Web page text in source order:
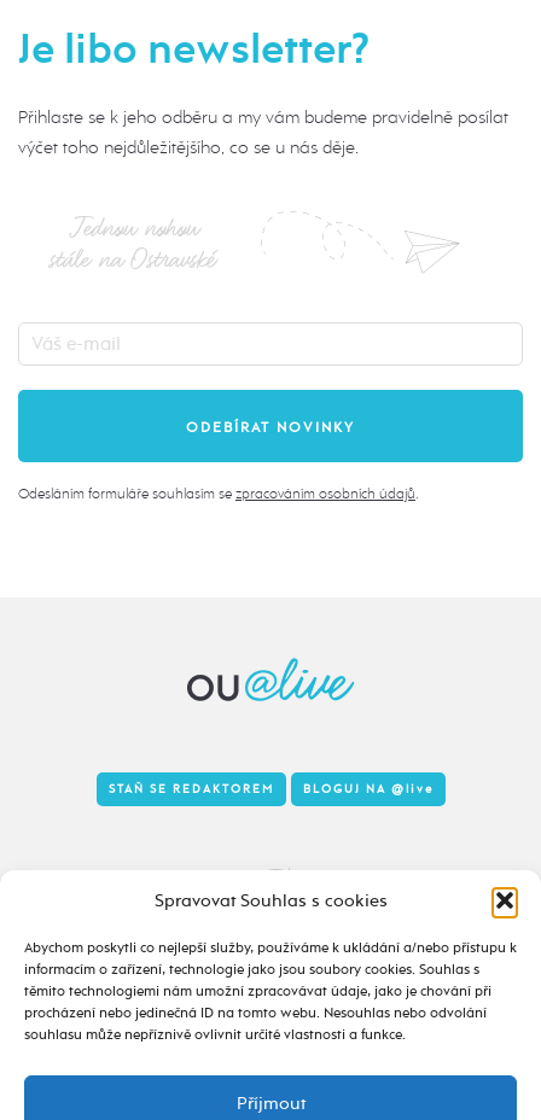
Spravovat Souhlas s cookies
Abychom poskytli co nejlepší služby, používáme k ukládání a/nebo přístupu k
informacím o zařízení, technologie jako jsou soubory cookies. Souhlas s
těmito technologiemi nám umožní zpracovávat údaje, jako je chování při
procházení nebo jedinečná ID na tomto webu. Nesouhlas nebo odvolání
souhlasu může nepříznivě ovlivnit určité vlastnosti a funkce.
Příjmout
Je libo newsletter?
Přihlaste se k jeho odběru a my vám budeme pravidelně posílat
výčet toho nejdůležitějšího, co se u nás děje.
Jednou nohou
stále na Ostravské
Odesláním formuláře souhlasím se zpracováním osobních údajů.
Tady to taky žije
alive.osu.cz- ISSN 2695-0022
STAŇ SE REDAKTOREM BLOGUJ NA @live